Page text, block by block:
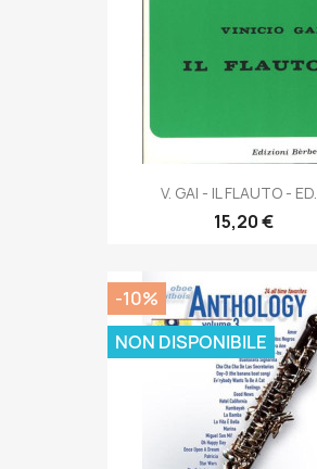
V. GAI - IL FLAUTO - ED....
15,20 €
-10%
NON DISPONIBILE